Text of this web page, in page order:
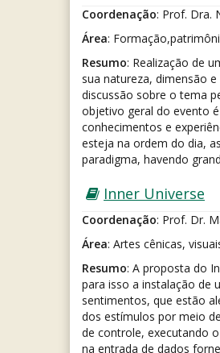
Coordenação: Prof. Dra.
Área:
Resumo: Realização de
sua natureza, dimensão
discussão sobre o tema
objetivo geral do evento
conhecimentos e
esteja na ordem do dia,
paradigma, havendo
Inner Universe
Coordenação: Prof. Dr.
Área: Artes cênicas,
Resumo: A proposta do
para isso a instalação de
sentimentos, que estão
dos estímulos por meio
de controle, executando
na entrada de dados